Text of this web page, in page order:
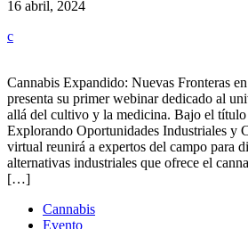
16 abril, 2024
Cannabis Expandido: Nuevas Fronteras
presenta su primer webinar dedicado al
allá del cultivo y la medicina. Bajo el
Explorando Oportunidades Industriales y
virtual reunirá a expertos del campo para
alternativas industriales que ofrece el
[…]
Cannabis
Evento